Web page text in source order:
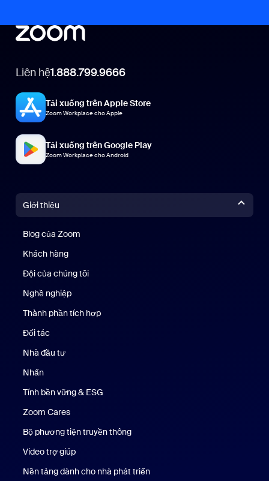
Liên hệ1.888.799.9666
Tải xuống trên Apple Store
Zoom Workplace cho Apple
Tải xuống trên Google Play
Zoom Workplace cho Android
Giới thiệu
Blog của Zoom
Khách hàng
Đội của chúng tôi
Nghề nghiệp
Thành phần tích hợp
Đối tác
Nhà đầu tư
Nhấn
Tính bền vững & ESG
Zoom Cares
Bộ phương tiện truyền thông
Video trợ giúp
Nền tảng dành cho nhà phát triển